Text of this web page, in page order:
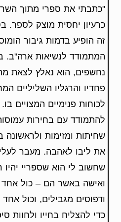
"כתבתי את ספרי מתוך
כרעיון יחסית מוצק לספר.
זה הופיע בדמות גיבור
המתמודד לנשיאות ארה"ב.
נחשפים, הוא נאלץ לצאת
פחדיו והרגליו השליליים
לכוחות פנימיים המצויים
להתמודד עם בחירות
שחיתות ומזימות
את ליבו לאהבה. מעבר
שחשוב לי הוא שספריי יהיו
ואישה באשר הם – כול
ודפוסים מגבילים, וכול
כדי להצליח בחייו ולחוות